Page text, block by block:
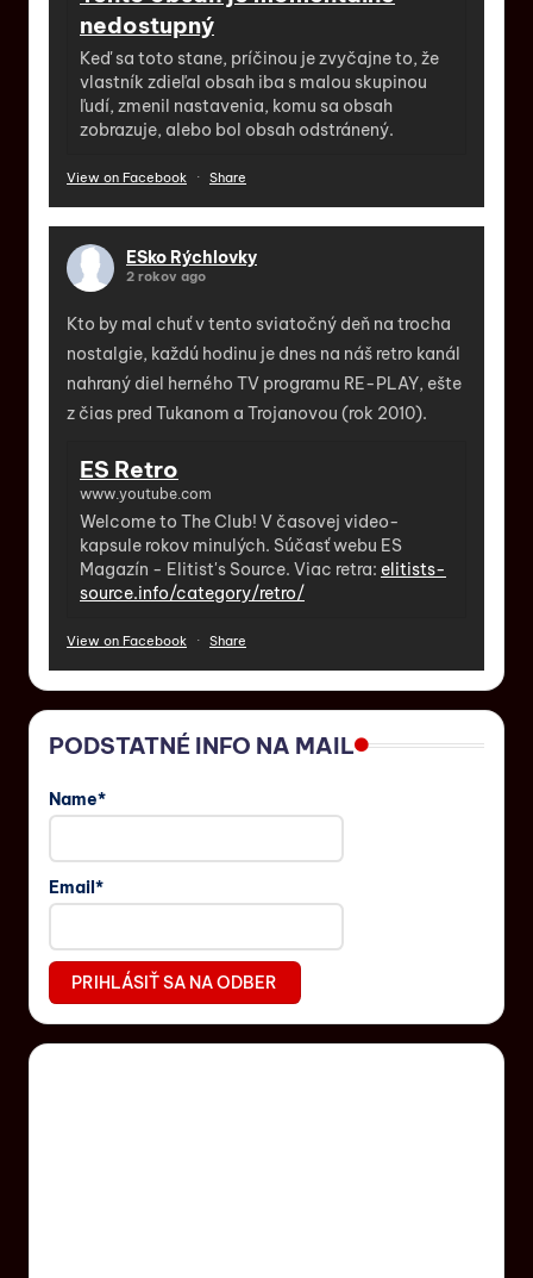
nedostupný
Keď sa toto stane, príčinou je zvyčajne to, že
vlastník zdieľal obsah iba s malou skupinou
ľudí, zmenil nastavenia, komu sa obsah
zobrazuje, alebo bol obsah odstránený.
View on Facebook · Share
ESko Rýchlovky
2 rokov ago
Kto by mal chuť v tento sviatočný deň na trocha
nostalgie, každú hodinu je dnes na náš retro kanál
nahraný diel herného TV programu RE-PLAY, ešte
z čias pred Tukanom a Trojanovou (rok 2010).
ES Retro
www.youtube.com
Welcome to The Club! V časovej video-
kapsule rokov minulých. Súčasť webu ES
Magazín - Elitist's Source. Viac retra: elitists-
source.info/category/retro/
View on Facebook · Share
PODSTATNÉ INFO NA MAIL
Name*
Email*